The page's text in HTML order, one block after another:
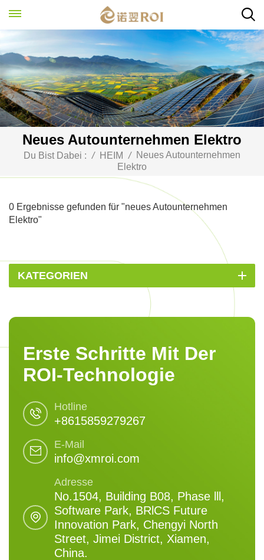
Neues Autounternehmen Elektro
Du Bist Dabei : / HEIM /
Neues Autounternehmen
Elektro
0 Ergebnisse gefunden für "neues Autounternehmen
Elektro"
KATEGORIEN
Erste Schritte Mit Der
ROI-Technologie
Hotline
+8615859279267
E-Mail
info@xmroi.com
Adresse
No.1504, Building B08, Phase lll,
Software Park, BRlCS Future
Innovation Park, Chengyi North
Street, Jimei District, Xiamen,
China.